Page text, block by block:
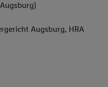
Augsburg, HRA